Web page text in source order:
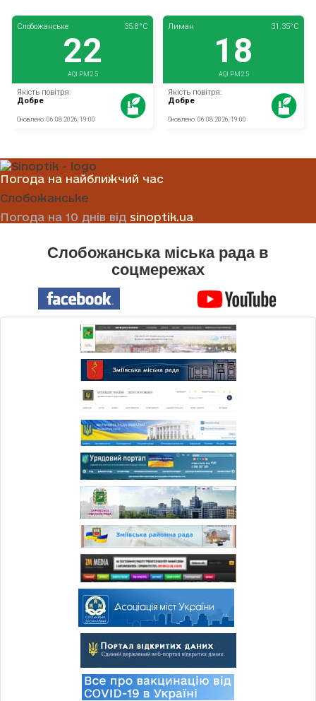
Погода на найближчий час
Слобожанське
Погода на 10 днів від sinoptik.ua
Слобожанська міська рада в
соцмережах